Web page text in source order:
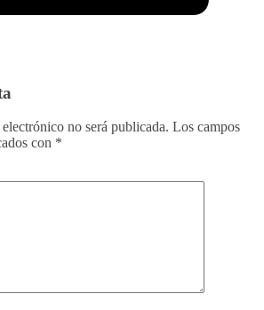
no será publicada. Los campos
con *